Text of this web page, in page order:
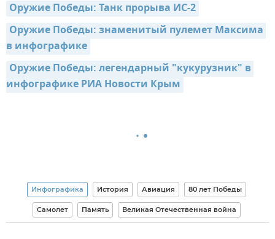
Оружие Победы: Танк прорыва ИС-2
Оружие Победы: знаменитый пулемет Максима
в инфографике
Оружие Победы: легендарный "кукурузник" в
инфографике РИА Новости Крым
Инфографика История Авиация 80 лет Победы
Самолет Память Великая Отечественная война